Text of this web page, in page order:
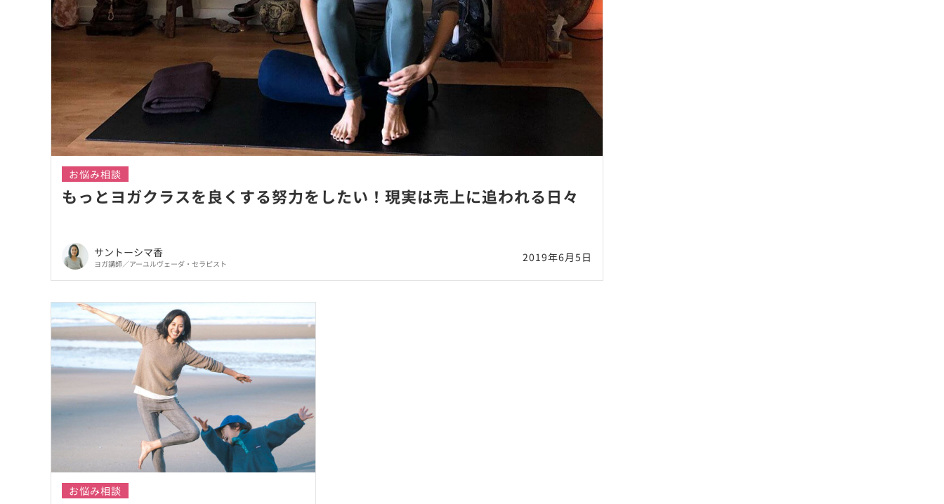
お悩み相談
もっとヨガクラスを良くする努力をしたい！現実は売上に追われる日々
サントーシマ香
ヨガ講師／アーユルヴェーダ・セラピスト 2019年6月5日
お悩み相談